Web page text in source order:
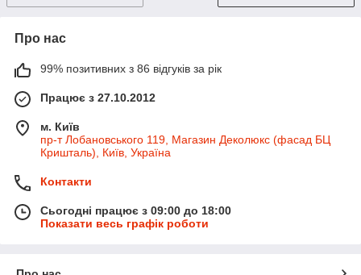
Про нас
99% позитивних з 86 відгуків за рік
Працює з 27.10.2012
м. Київ
пр-т Лобановського 119, Магазин Деколюкс (фасад БЦ
Кришталь), Київ, Україна
Контакти
Сьогодні працює з 09:00 до 18:00
Показати весь графік роботи